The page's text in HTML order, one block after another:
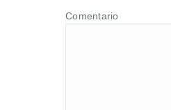
Comentario